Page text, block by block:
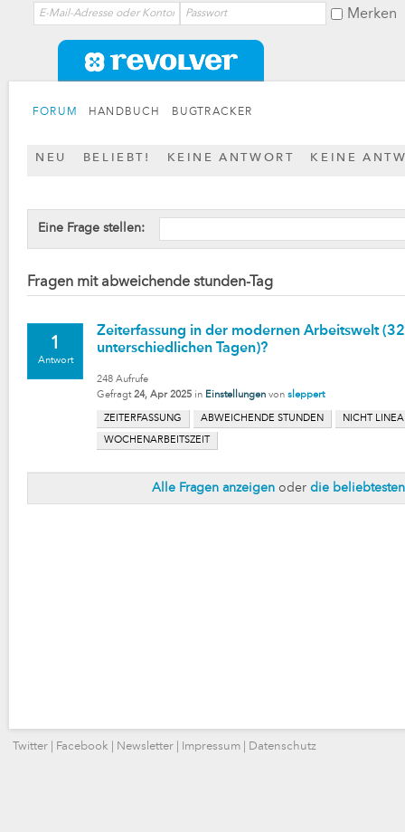
Merken
FORUM HANDBUCH BUGTRACKER
NEU BELIEBT! KEINE ANTWORT KEINE
Eine Frage stellen:
Fragen mit abweichende stunden-Tag
1
Antwort
Zeiterfassung in der modernen Arbeitswelt
unterschiedlichen Tagen)?
248 Aufrufe
Gefragt 24, Apr 2025 in Einstellungen von sleppert
ZEITERFASSUNG ABWEICHENDE STUNDEN NICHT
WOCHENARBEITSZEIT
Alle Fragen anzeigen oder die beliebtesten
Twitter Facebook Newsletter Impressum Datenschutz